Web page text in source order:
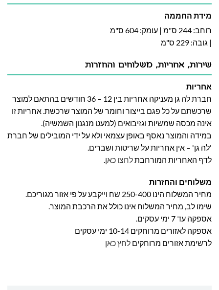
מידת החממה
רוחב: 244 ס"מ | עומק: 604 ס"מ
| גובה: 229 ס"מ
שירות, אחריות, משלוחים והחזרות
אחריות
חברת לה גן מעניקה אחריות בין 12 – 36 חודשים בהתאם למוצר
שרכשתם על כל פגם בייצור וחומר של המוצר שרכשת. אחריות זו
אינה מכסה שמשיות וגזיבואים (למעט מנגנון השמשיה).
במידה והמוצר נאסף באופן עצמאי ולא על ידי המובילים של חברת
'לה גן' – אין אחריות על שריטות ושברים.
לדף האחריות המורחבתלחצו כאן.
משלוחים והחזרות
מחיר המשלוח הינו 250-400 שח וייקבע על פי אזור מגוריכם.
שימו לב, מחיר המשלוח אינו כולל את הרכבת המוצר.
אספקה עד 7 ימי עסקים.
אספקה לאזורים מרוחקים 10-14 ימי עסקים
לרשימת אזורים מרוחקים לחץ כאן